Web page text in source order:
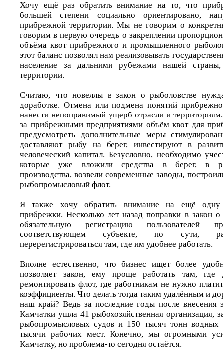
Хочу ещё раз обратить внимание на то, что
большей степени социально ориентировано,
прибрежной территории. Мы не говорим о
говорим в первую очередь о закреплении
объёма квот прибрежного и промышленного
этот баланс позволял нам реализовывать
население за дальними рубежами нашей страны,
территории.
Считаю, что новеллы в закон о рыболовстве
доработке. Отмена или подмена понятий
нанести непоправимый ущерб отрасли и
за прибрежными предприятиями объём квот для
предусмотреть дополнительные меры
доставляют рыбу на берег, инвестируют в
человеческий капитал. Безусловно, необходимо
которые уже вложили средства в берег, в
производства, возвели современные заводы,
рыбопромысловый флот.
Я также хочу обратить внимание на ещё одну
прибрежки. Несколько лет назад поправки в закон
обязательную регистрацию
соответствующем субъекте, по сути,
перерегистрироваться там, где им удобнее работать.
Вполне естественно, что бизнес ищет более
позволяет закон, ему проще работать там, где
ремонтировать флот, где работникам не нужно
коэффициенты. Что делать тогда таким удалённым и
наш край? Ведь за последние годы после внесения
Камчатки ушла 41 рыбохозяйственная организация,
рыбопромысловых судов и 150 тысяч тонн водных
тысячи рабочих мест. Конечно, мы огромными
Камчатку, но проблема‑то сегодня остаётся.